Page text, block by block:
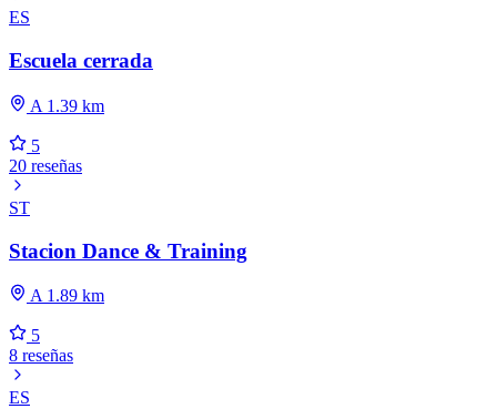
ES
Escuela cerrada
A 1.39 km
5
20 reseñas
ST
Stacion Dance & Training
A 1.89 km
5
8 reseñas
ES